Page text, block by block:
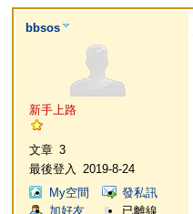
bbsos
新手上路
文章 3
最後登入
2019-8-24
My空間
發私訊
加好友
已離線